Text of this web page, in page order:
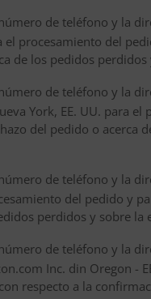
de teléfono y la
el procesamiento del
de los pedidos
de teléfono y la
York, EE. UU. para
del pedido o acerca
de teléfono y la
del pedido y
perdidos y sobre la
de teléfono y la
Inc. din Oregon -
respecto a la